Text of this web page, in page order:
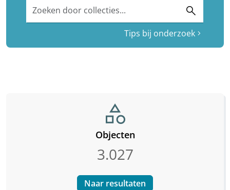
search
Tips bij onderzoek chevron_right
category
Objecten
3.027
Naar resultaten